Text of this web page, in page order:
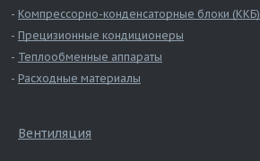
Компрессорно-конденсаторные блоки (ККБ)
Прецизионные кондиционеры
Теплообменные аппараты
Расходные материалы
Вентиляция